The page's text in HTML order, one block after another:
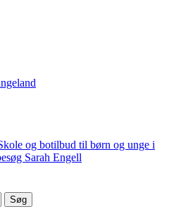
og botilbud til børn og unge i
Sarah Engell
Søg